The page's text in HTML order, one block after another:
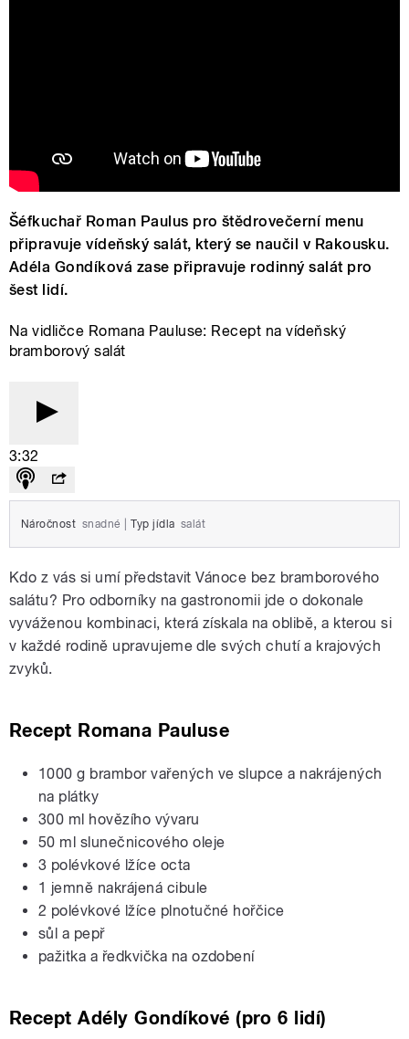
Šéfkuchař Roman Paulus pro štědrovečerní menu
připravuje vídeňský salát, který se naučil v Rakousku.
Adéla Gondíková zase připravuje rodinný salát pro
šest lidí.
Na vidličce Romana Pauluse: Recept na vídeňský
bramborový salát
3:32
Náročnost snadné Typ jídla salát
Kdo z vás si umí představit Vánoce bez bramborového
salátu? Pro odborníky na gastronomii jde o dokonale
vyváženou kombinaci, která získala na oblibě, a kterou si
v každé rodině upravujeme dle svých chutí a krajových
zvyků.
Recept Romana Pauluse
1000 g brambor vařených ve slupce a nakrájených
na plátky
300 ml hovězího vývaru
50 ml slunečnicového oleje
3 polévkové lžíce octa
1 jemně nakrájená cibule
2 polévkové lžíce plnotučné hořčice
sůl a pepř
pažitka a ředkvička na ozdobení
Recept Adély Gondíkové (pro 6 lidí)